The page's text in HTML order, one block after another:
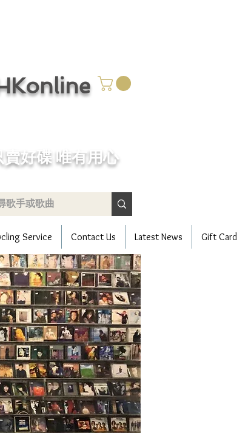
賣好碟 唯有用心
Service Contact Us Latest News Gift Card